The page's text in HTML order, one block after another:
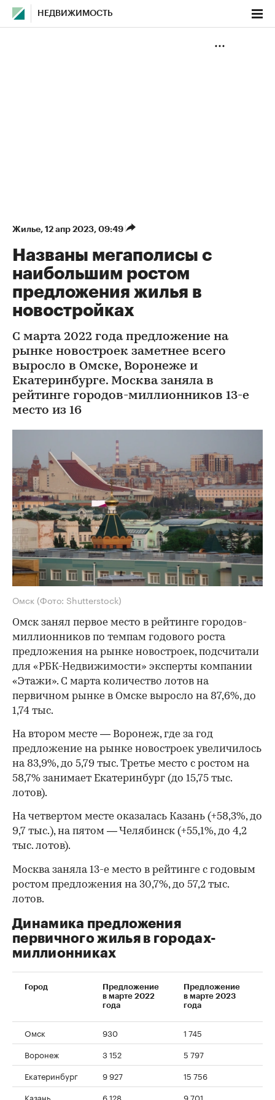
НЕДВИЖИМОСТЬ
Жилье⁠, 12 апр 2023, 09:49
Названы мегаполисы с
наибольшим ростом
предложения жилья в
новостройках
С марта 2022 года предложение на
рынке новостроек заметнее всего
выросло в Омске, Воронеже и
Екатеринбурге. Москва заняла в
рейтинге городов-миллионников 13-е
место из 16
Омск (Фото: Shutterstock)
Омск занял первое место в рейтинге городов-
миллионников по темпам годового роста
предложения на рынке новостроек, подсчитали
для «РБК-Недвижимости» эксперты компании
«Этажи». С марта количество лотов на
первичном рынке в Омске выросло на 87,6%, до
1,74 тыс.
На втором месте — Воронеж, где за год
предложение на рынке новостроек увеличилось
на 83,9%, до 5,79 тыс. Третье место с ростом на
58,7% занимает Екатеринбург (до 15,75 тыс.
лотов).
На четвертом месте оказалась Казань (+58,3%, до
9,7 тыс.), на пятом — Челябинск (+55,1%, до 4,2
тыс. лотов).
Москва заняла 13-е место в рейтинге с годовым
ростом предложения на 30,7%, до 57,2 тыс.
лотов.
Динамика предложения
первичного жилья в городах-
миллионниках
Город
Предложение
в марте 2022
года
Предложение
в марте 2023
года
Омск 930 1 745
Воронеж
3 152 5 797
Екатеринбург
9 927 15 756
Казань
6 128 9 701